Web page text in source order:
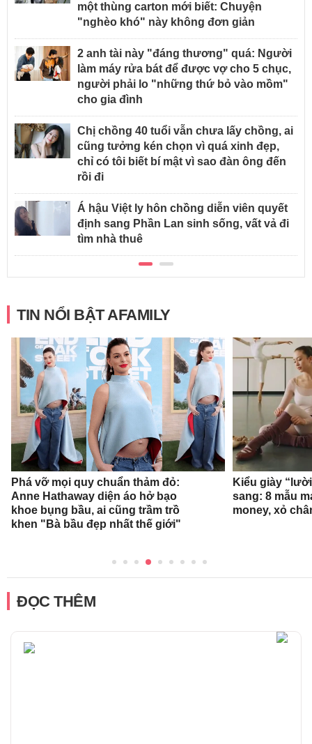
một thùng carton mới biết: Chuyện
"nghèo khó" này không đơn giản
2 anh tài này "đáng thương" quá: Người
làm máy rửa bát để được vợ cho 5 chục,
người phải lo "những thứ bỏ vào mồm"
cho gia đình
Chị chồng 40 tuổi vẫn chưa lấy chồng, ai
cũng tưởng kén chọn vì quá xinh đẹp,
chỉ có tôi biết bí mật vì sao đàn ông đến
rồi đi
Á hậu Việt ly hôn chồng diễn viên quyết
định sang Phần Lan sinh sống, vất vả đi
tìm nhà thuê
TIN NỔI BẬT AFAMILY
Phá vỡ mọi quy chuẩn thảm đỏ:
Anne Hathaway diện áo hở bạo
khoe bụng bầu, ai cũng trầm trồ
khen "Bà bầu đẹp nhất thế giới"
Kiểu giày
sang: 8 mẫu
money, xỏ
ĐỌC THÊM